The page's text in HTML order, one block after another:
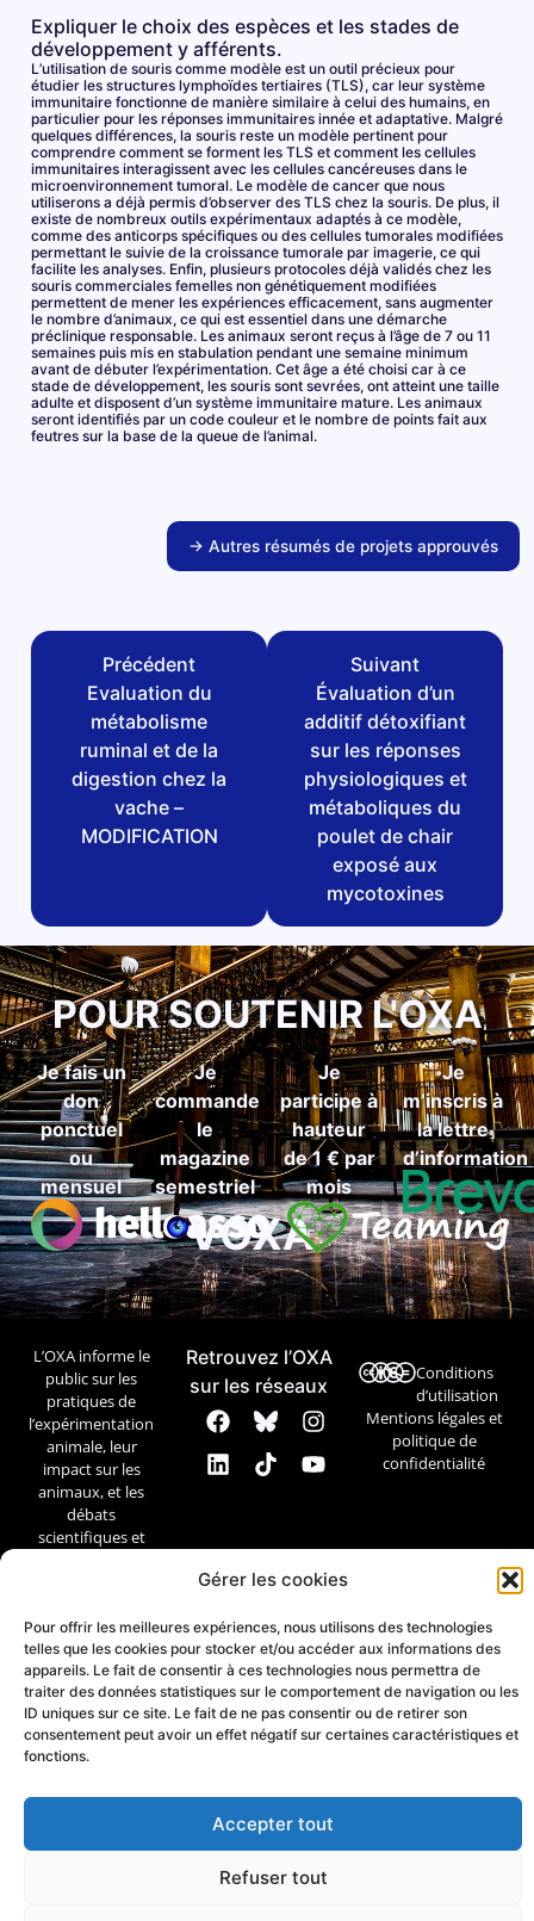
Gérer les cookies
Pour offrir les meilleures expériences, nous utilisons des technologies
telles que les cookies pour stocker et/ou accéder aux informations des
appareils. Le fait de consentir à ces technologies nous permettra de
traiter des données statistiques sur le comportement de navigation ou les
ID uniques sur ce site. Le fait de ne pas consentir ou de retirer son
consentement peut avoir un effet négatif sur certaines caractéristiques et
fonctions.
Accepter tout
Refuser tout
Expliquer le choix des espèces et les stades de
développement y afférents.
L’utilisation de souris comme modèle est un outil précieux pour
étudier les structures lymphoïdes tertiaires (TLS), car leur système
immunitaire fonctionne de manière similaire à celui des humains, en
particulier pour les réponses immunitaires innée et adaptative. Malgré
quelques différences, la souris reste un modèle pertinent pour
comprendre comment se forment les TLS et comment les cellules
immunitaires interagissent avec les cellules cancéreuses dans le
microenvironnement tumoral. Le modèle de cancer que nous
utiliserons a déjà permis d’observer des TLS chez la souris. De plus, il
existe de nombreux outils expérimentaux adaptés à ce modèle,
comme des anticorps spécifiques ou des cellules tumorales modifiées
permettant le suivie de la croissance tumorale par imagerie, ce qui
facilite les analyses. Enfin, plusieurs protocoles déjà validés chez les
souris commerciales femelles non génétiquement modifiées
permettent de mener les expériences efficacement, sans augmenter
le nombre d’animaux, ce qui est essentiel dans une démarche
préclinique responsable. Les animaux seront reçus à l’âge de 7 ou 11
semaines puis mis en stabulation pendant une semaine minimum
avant de débuter l’expérimentation. Cet âge a été choisi car à ce
stade de développement, les souris sont sevrées, ont atteint une taille
adulte et disposent d’un système immunitaire mature. Les animaux
seront identifiés par un code couleur et le nombre de points fait aux
feutres sur la base de la queue de l’animal.
→ Autres résumés de projets approuvés
Précédent
Evaluation du
métabolisme
ruminal et de la
digestion chez la
vache –
MODIFICATION
Suivant
Évaluation d’un
additif détoxifiant
sur les réponses
physiologiques et
métaboliques du
poulet de chair
exposé aux
mycotoxines
POUR SOUTENIR L'OXA
Je fais un
don
ponctuel
ou
mensuel
Je
commande
le
magazine
semestriel
VOXA
Je
participe à
hauteur
de 1 € par
mois
Je
m’inscris à
la lettre
d’information
L’OXA informe le
public sur les
pratiques de
l’expérimentation
animale, leur
impact sur les
animaux, et les
débats
scientifiques et
Retrouvez l’OXA
sur les réseaux
Conditions
d’utilisation
Mentions légales et
politique de
confidentialité